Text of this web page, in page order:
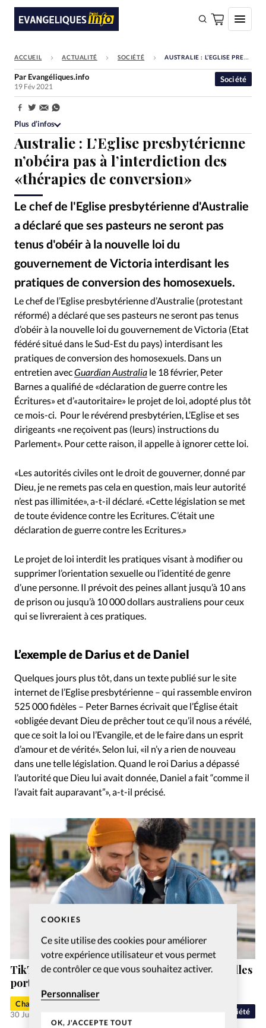
COOKIES
Ce site utilise des cookies pour améliorer
votre expérience utilisateur et vous permet
de contrôler ce que vous souhaitez activer.
Personnaliser
OK, J'ACCEPTE TOUT
FAIRE UN DON
Faire un don
Eglises
Société
Monde
Bible
Toute l'actualité
Se connecter
Devise:CHF
RUBRIQUES
Toute l'actualité Bible Culture
Economie
Eglises
Histoire Laicité
Liberté religieuse
Mission
Monde People Politique
Religions
Société
ACCUEIL ACTUALITÉ SOCIÉTÉ AUSTRALIE : L’EGLISE PRESBYTÉRIENNE N’OBÉIRA PAS À L’INTERDICTION DES «THÉRAPIES DE CONVERSION»
Australie : L’Eglise presbytérienne
n’obéira pas à l’interdiction des
«thérapies de conversion»
Le chef de l'Eglise presbytérienne d'Australie
a déclaré que ses pasteurs ne seront pas
tenus d'obéir à la nouvelle loi du
gouvernement de Victoria interdisant les
pratiques de conversion des homosexuels.
Société
Par Evangéliques.info
19 Fév 2021
Partager:
Plus d’infos
©iStock - Image d'illustration - Russell Street à la jonction avec Collins Street et l'église écossaise, une église presbytérienne à Melbourne, Victoria.
Le chef de l’Eglise presbytérienne d’Australie (protestant
réformé) a déclaré que ses pasteurs ne seront pas tenus
d’obéir à la nouvelle loi du gouvernement de Victoria (Etat
fédéré situé dans le Sud-Est du pays) interdisant les
pratiques de conversion des homosexuels. Dans un
entretien avecGuardian Australia le 18 février, Peter
Barnes a qualifié de «déclaration de guerre contre les
Écritures» et d’«autoritaire» le projet de loi, adopté plus tôt
ce mois-ci. Pour le révérend presbytérien, L’Eglise et ses
dirigeants «ne reçoivent pas (leurs) instructions du
Parlement». Pour cette raison, il appelle à ignorer cette loi.
«Les autorités civiles ont le droit de gouverner, donné par
Dieu, je ne remets pas cela en question, mais leur autorité
n’est pas illimitée», a-t-il déclaré. «Cette législation se met
de toute évidence contre les Ecritures. C’était une
déclaration de guerre contre les Ecritures.»
Le projet de loi interdit les pratiques visant à modifier ou
supprimer l’orientation sexuelle ou l’identité de genre
d’une personne. Il prévoit des peines allant jusqu’à 10 ans
de prison ou jusqu’à 10 000 dollars australiens pour ceux
qui se livreraient à ces pratiques.
L’exemple de Darius et de Daniel
Quelques jours plus tôt, dans un texte publié sur le site
internet de l’Eglise presbytérienne – qui rassemble environ
525 000 fidèles – Peter Barnes écrivait que l’Église était
«obligée devant Dieu de prêcher tout ce qu’il nous a révélé,
que ce soit la loi ou l’Evangile, et de le faire dans un esprit
d’amour et de vérité». Selon lui, «il n’y a rien de nouveau
dans une telle législation. Quand le roi Darius a dépassé
l’autorité que Dieu lui avait donnée, Daniel a fait “comme il
l’avait fait auparavant”», a-t-il précisé.
Société
TikTok, YouTube et Instagram sont les nouvelles
portes d’entrée de la foi chrétienne
Charlotte Moulin
30 Juil 2026